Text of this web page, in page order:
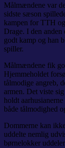
Målmændene var
sidste sæson
kampen for TTH
Drage. I den anden
godt kamp og han
spiller.
Målmændene fik
Hjemmeholdet
tålmodige angreb,
armen. Det viste
holdt
både tålmodighed
Dommerne kan
uddelte nemlig
børnelokker